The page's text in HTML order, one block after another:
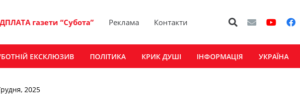
газети “Субота” Реклама Контакти
ЕКСКЛЮЗИВ ПОЛІТИКА КРИК ДУШІ ІНФОРМАЦІЯ УКРАЇНА
2025